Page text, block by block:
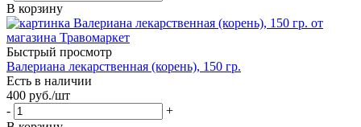
В корзину
Быстрый просмотр
Валериана лекарственная (корень), 150 гр.
Есть в наличии
400 руб./шт
-
+